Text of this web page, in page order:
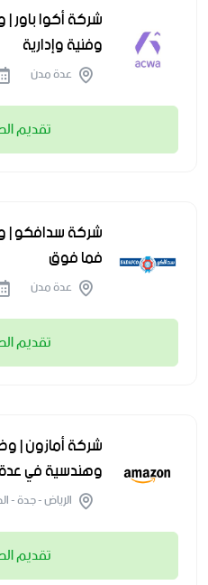
شركة أكوا
وفنية وإدارية
عدة مدن
تقديم
شركة سدافكو |
فما فوق
عدة مدن
تقديم
شركة أمازون |
وهندسية في
الرياض - جدة -
تقديم